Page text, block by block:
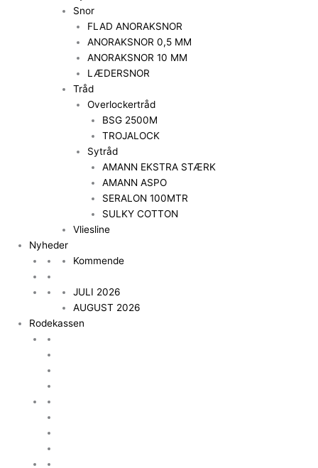
Snor
FLAD ANORAKSNOR
ANORAKSNOR 0,5 MM
ANORAKSNOR 10 MM
LÆDERSNOR
Tråd
Overlockertråd
BSG 2500M
TROJALOCK
Sytråd
AMANN EKSTRA STÆRK
AMANN ASPO
SERALON 100MTR
SULKY COTTON
Vliesline
Nyheder
Kommende
JULI 2026
AUGUST 2026
Rodekassen